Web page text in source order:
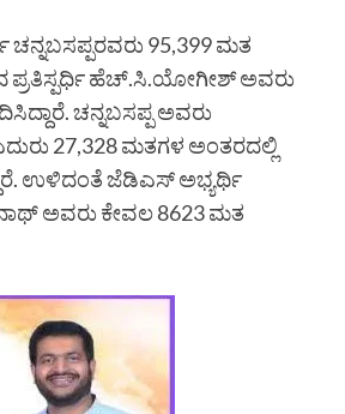
95,399 ಮತ
ಪ್ರತಿಸ್ಪರ್ಧಿ ಹೆಚ್.ಸಿ.ಯೋಗೀಶ್ ಅವರು
ಚನ್ನಬಸಪ್ಪ ಅವರು
27,328 ಮತಗಳ ಅಂತರದಲ್ಲಿ
ಉಳಿದಂತೆ ಜೆಡಿಎಸ್ ಅಭ್ಯರ್ಥಿ
ಅವರು ಕೇವಲ 8623 ಮತ